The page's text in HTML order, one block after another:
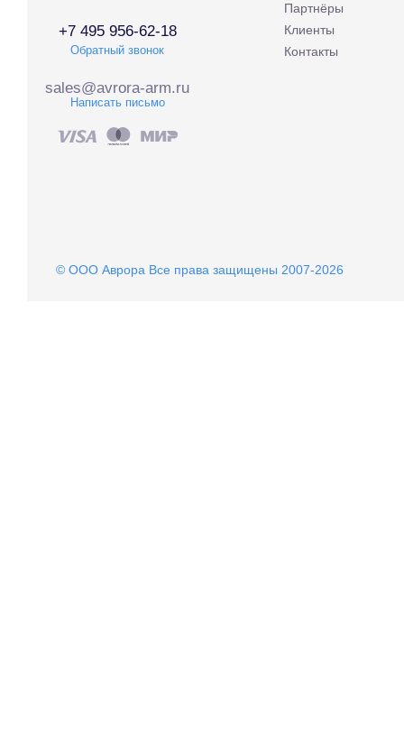
+7 495 956-62-18
Обратный звонок
sales@avrora-arm.ru
Написать письмо
Партнёры
Клиенты
Контакты
© OOO Аврора Все права защищены 2007-2026